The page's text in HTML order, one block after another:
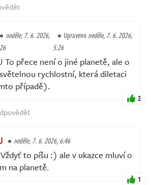
neděle, 7. 6. 2026,
Upravenoneděle, 7. 6. 2026,
5:26
To přece není o jiné planetě, ale o
rychlostní, která diletaci
případě).
2
neděle, 7. 6. 2026, 6:46
to píšu :) ale v ukazce mluví o
na planetě.
1